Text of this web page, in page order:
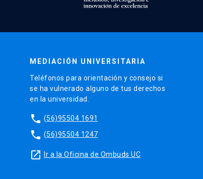
MEDIACIÓN UNIVERSITARIA
Teléfonos para orientación y consejo si
se ha vulnerado alguno de tus derechos
en la universidad.
phone (56)95504 1691
phone (56)95504 1247
launch Ir a la Oficina de Ombuds UC